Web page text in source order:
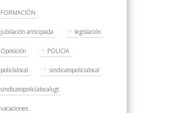
FORMACIÓN
jubilación anticipada legislación
Oposición POLICIA
policíalocal sindicatopolicialocal
sindicatopolicíalocalugt
vacaciones